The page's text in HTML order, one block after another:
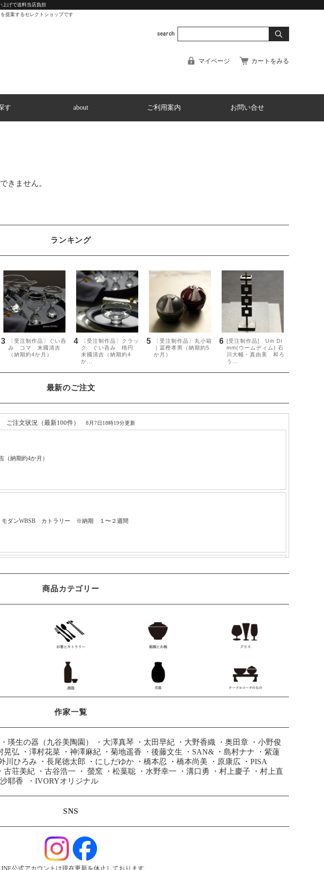
上げで送料当店負担
提案するセレクトショップです
マイページ カートをみる
す about ご利用案内 お問い合せ
きません。
ランキング
最新のご注文
商品カテゴリー
作家一覧
・ 瑛生の器（九谷美陶園） ・ 大澤真琴 ・ 太田早紀 ・ 大野香織 ・ 奥田章 ・ 小野俊
晃弘 ・ 澤村花菜 ・ 神澤麻紀 ・ 菊地遥香 ・ 後藤文生 ・ SAN& ・ 島村ナナ ・ 紫蓮
川ひろみ ・ 長尾徳太郎 ・ にしだゆか ・ 橋本忍 ・ 橋本尚美 ・ 原康広 ・ PISA
・ 古荘美紀 ・ 古谷浩一 ・ 螢窯 ・ 松葉聡 ・ 水野幸一 ・ 溝口勇 ・ 村上慶子 ・ 村上直
耶香 ・ IVORYオリジナル
SNS
公式アカウントは現在更新を休止しております。